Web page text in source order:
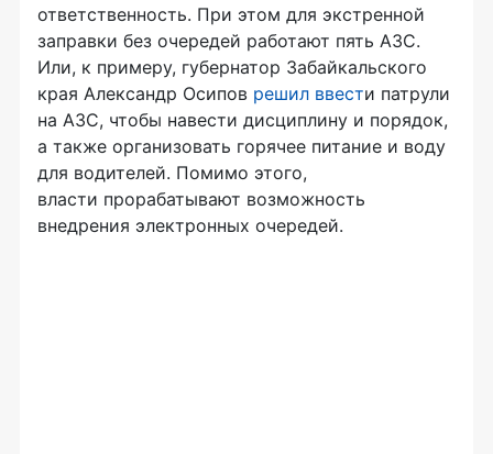
ответственность. При этом для экстренной
заправки без очередей работают пять АЗС.
Или, к примеру, губернатор Забайкальского
края Александр Осипов решил ввести патрули
на АЗС, чтобы навести дисциплину и порядок,
а также организовать горячее питание и воду
для водителей. Помимо этого,
власти прорабатывают возможность
внедрения электронных очередей.